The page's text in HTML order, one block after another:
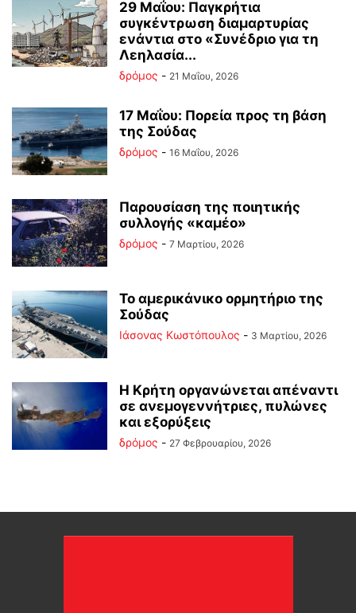
29 Μαΐου: Παγκρήτια
συγκέντρωση διαμαρτυρίας
ενάντια στο «Συνέδριο για τη
Λεηλασία...
δρόμος - 21 Μαΐου, 2026
17 Μαΐου: Πορεία προς τη βάση
της Σούδας
δρόμος - 16 Μαΐου, 2026
Παρουσίαση της ποιητικής
συλλογής «καμέο»
δρόμος - 7 Μαρτίου, 2026
Το αμερικάνικο ορμητήριο της
Σούδας
Ιάσονας Κωστόπουλος - 3 Μαρτίου, 2026
Η Κρήτη οργανώνεται απέναντι
σε ανεμογεννήτριες, πυλώνες
και εξορύξεις
δρόμος - 27 Φεβρουαρίου, 2026